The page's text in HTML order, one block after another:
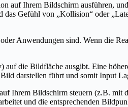
auf Ihrem Bildschirm ausführen,
Gefühl von „Kollision“ oder
Anwendungen sind. Wenn die
auf die Bildfläche ausgibt. Eine
darstellen führt und somit Input
Ihrem Bildschirm steuern (z.B. mit
und die entsprechenden